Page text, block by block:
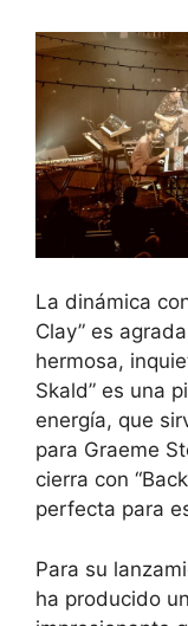
La dinámica
Clay” es
hermosa,
Skald” es una
energía, que
para Graeme
cierra con
perfecta para
Para su
ha producido